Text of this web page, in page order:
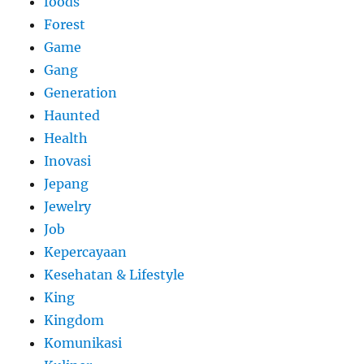
Forest
Game
Gang
Generation
Haunted
Health
Inovasi
Jepang
Jewelry
Job
Kepercayaan
Kesehatan & Lifestyle
King
Kingdom
Komunikasi